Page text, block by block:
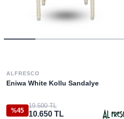
ALFRESCO
Eniwa White Kollu Sandalye
%45
19.500 TL
10.650 TL